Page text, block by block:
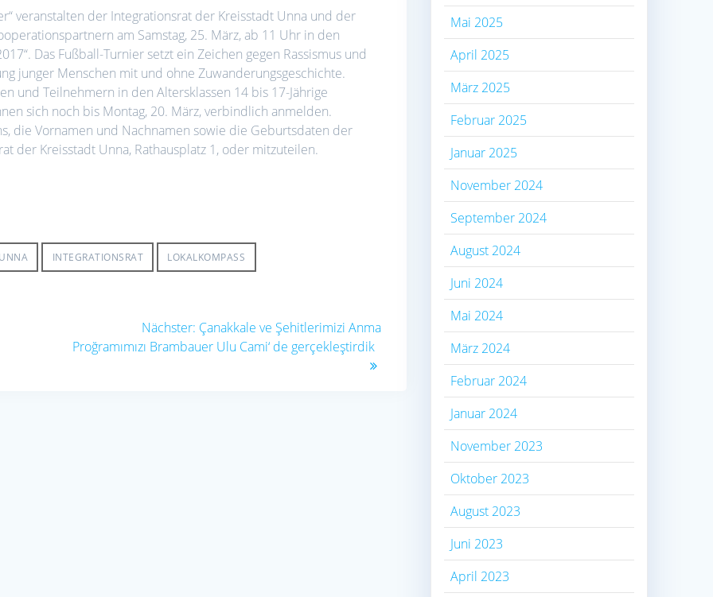
veranstalten der Integrationsrat der Kreisstadt Unna und der
am Samstag, 25. März, ab 11 Uhr in den
Das Fußball-Turnier setzt ein Zeichen gegen Rassismus und
junger Menschen mit und ohne Zuwanderungsgeschichte.
und Teilnehmern in den Altersklassen 14 bis 17-Jährige
sich noch bis Montag, 20. März, verbindlich anmelden.
die Vornamen und Nachnamen sowie die Geburtsdaten der
der Kreisstadt Unna, Rathausplatz 1, oder mitzuteilen.
INTEGRATIONSRAT LOKALKOMPASS
Nächster: Nächster
Beitrag:
Çanakkale ve Şehitlerimizi Anma
Proğramımızı Brambauer Ulu Cami‘ de gerçekleştirdik
Mai 2025
April 2025
März 2025
Februar 2025
Januar 2025
November 2024
September 2024
August 2024
Juni 2024
Mai 2024
März 2024
Februar 2024
Januar 2024
November 2023
Oktober 2023
August 2023
Juni 2023
April 2023